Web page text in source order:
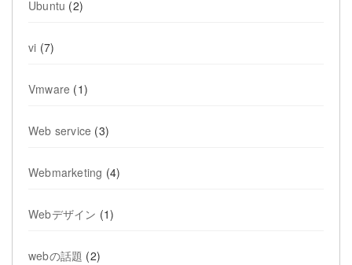
Ubuntu (2)
vi (7)
Vmware (1)
Web service (3)
Webmarketing (4)
Webデザイン (1)
webの話題 (2)